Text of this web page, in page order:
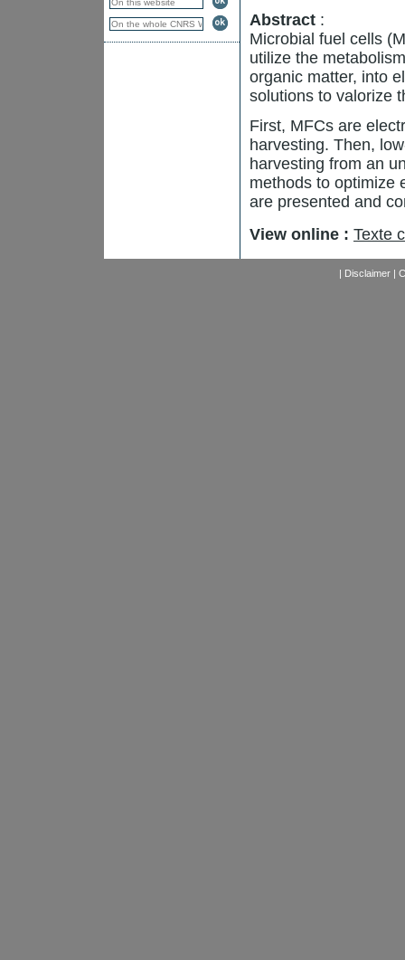
Abstract :
Microbial fuel cells
utilize the
organic matter, into
solutions to valorize
First, MFCs are
harvesting. Then,
harvesting from an
methods to optimize
are presented and
View online : Texte
| Disclaimer|